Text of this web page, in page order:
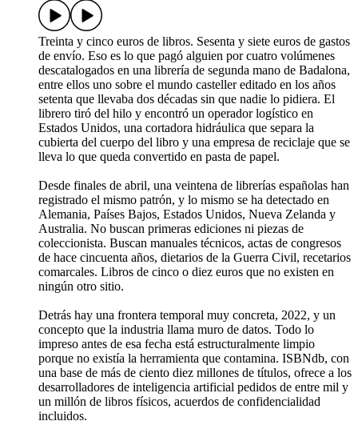
Treinta y cinco euros de libros. Sesenta y siete euros de gastos
de envío. Eso es lo que pagó alguien por cuatro volúmenes
descatalogados en una librería de segunda mano de Badalona,
entre ellos uno sobre el mundo casteller editado en los años
setenta que llevaba dos décadas sin que nadie lo pidiera. El
librero tiró del hilo y encontró un operador logístico en
Estados Unidos, una cortadora hidráulica que separa la
cubierta del cuerpo del libro y una empresa de reciclaje que se
lleva lo que queda convertido en pasta de papel.
Desde finales de abril, una veintena de librerías españolas han
registrado el mismo patrón, y lo mismo se ha detectado en
Alemania, Países Bajos, Estados Unidos, Nueva Zelanda y
Australia. No buscan primeras ediciones ni piezas de
coleccionista. Buscan manuales técnicos, actas de congresos
de hace cincuenta años, dietarios de la Guerra Civil, recetarios
comarcales. Libros de cinco o diez euros que no existen en
ningún otro sitio.
Detrás hay una frontera temporal muy concreta, 2022, y un
concepto que la industria llama muro de datos. Todo lo
impreso antes de esa fecha está estructuralmente limpio
porque no existía la herramienta que contamina. ISBNdb, con
una base de más de ciento diez millones de títulos, ofrece a los
desarrolladores de inteligencia artificial pedidos de entre mil y
un millón de libros físicos, acuerdos de confidencialidad
incluidos.